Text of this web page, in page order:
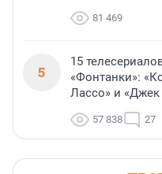
81 469
5
15
«Фонтанки»:
Лассо» и «Джек
57 838 27